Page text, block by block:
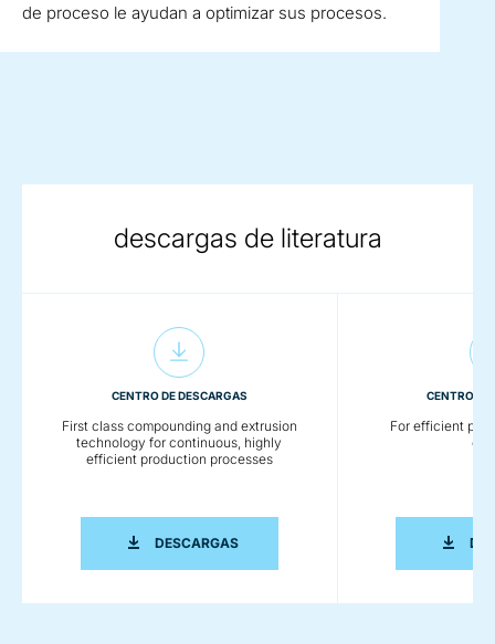
de proceso le ayudan a optimizar sus procesos.
descargas de literatura
CENTRO DE DESCARGAS
First class compounding and extrusion
technology for continuous, highly
efficient production processes
DESCARGASFIRST CLASS COMPOUNDING AND
CENTRO DE
For efficient